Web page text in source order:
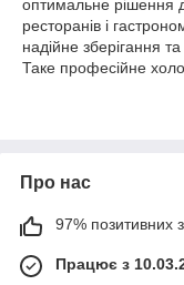
оптимальне рішення
ресторанів і
надійне зберігання
Таке професійне
ідеальним для
холодильних
Головне завдання
властивостей,
Про нас
97% позитивних з
Працює з